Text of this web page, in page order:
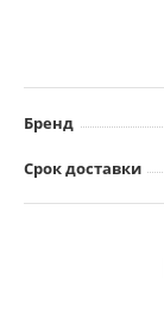
Бренд
Срок доставки